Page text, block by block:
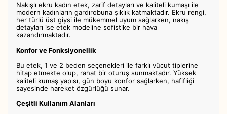
Nakışlı ekru kadın etek, zarif detayları ve kaliteli kumaşı ile
modern kadınların gardırobuna şıklık katmaktadır. Ekru rengi,
her türlü üst giysi ile mükemmel uyum sağlarken, nakış
detayları ise etek modeline sofistike bir hava
kazandırmaktadır.
Konfor ve Fonksiyonellik
Bu etek, 1 ve 2 beden seçenekleri ile farklı vücut tiplerine
hitap etmekte olup, rahat bir oturuş sunmaktadır. Yüksek
kaliteli kumaş yapısı, gün boyu konfor sağlarken, hafifliği
sayesinde hareket özgürlüğü sunar.
Çeşitli Kullanım Alanları